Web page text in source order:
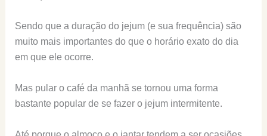
Sendo que a duração do jejum (e sua frequência) são
muito mais importantes do que o horário exato do dia
em que ele ocorre.
Mas pular o café da manhã se tornou uma forma
bastante popular de se fazer o jejum intermitente.